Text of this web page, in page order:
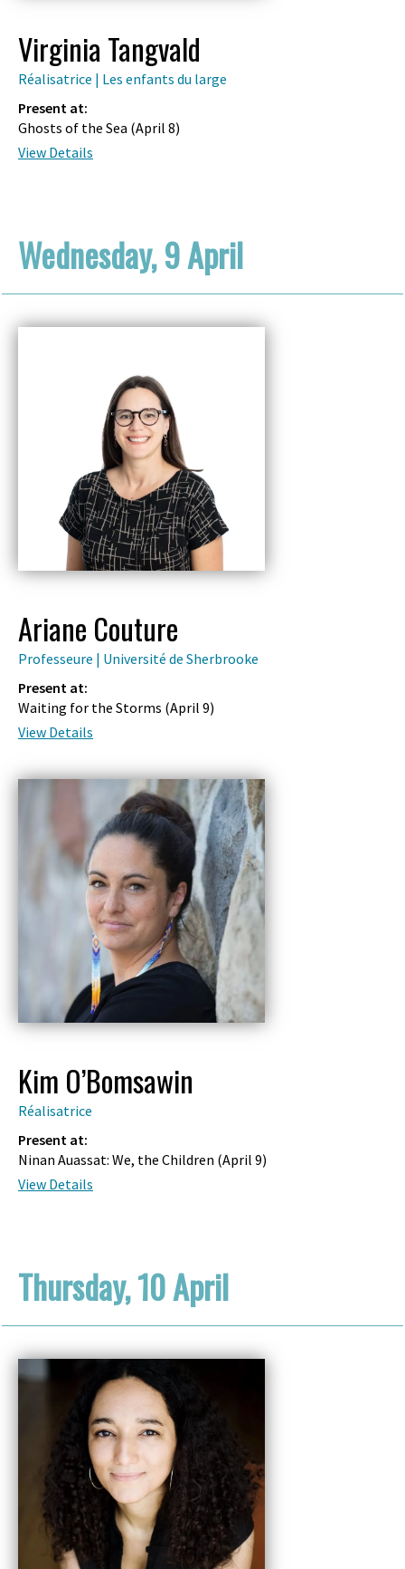
Virginia Tangvald
Réalisatrice | Les enfants du large
Present at:
Ghosts of the Sea (April 8)
View Details
Wednesday, 9 April
Ariane Couture
Professeure | Université de Sherbrooke
Present at:
Waiting for the Storms (April 9)
View Details
Kim O’Bomsawin
Réalisatrice
Present at:
Ninan Auassat: We, the Children (April 9)
View Details
Thursday, 10 April